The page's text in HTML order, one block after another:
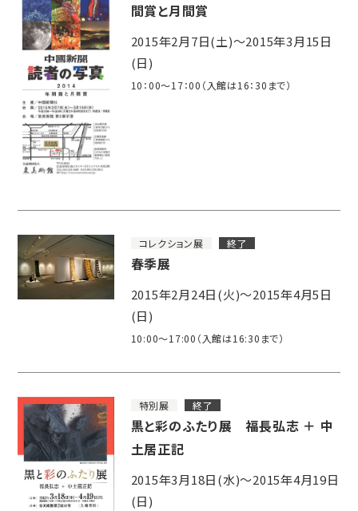
間賞と月間賞
2015年2月7日(土)～2015年3月15日
(日)
10：00～17：00（入館は16：30まで）
コレクション展 終了
春季展
2015年2月24日(火)～2015年4月5日
(日)
10:00～17:00（入館は16:30まで）
特別展 終了
黒と彩のふたり展 福長弘志 ＋ 中
土居正記
2015年3月18日(水)～2015年4月19日
(日)